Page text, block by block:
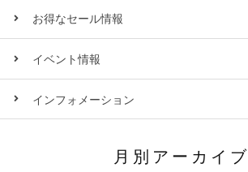
お得なセール情報
イベント情報
インフォメーション
月別アーカイブ